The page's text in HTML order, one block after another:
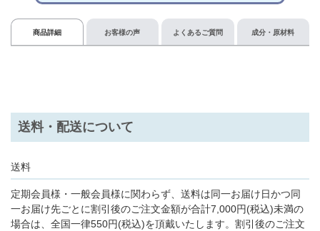
商品詳細 お客様の声 よくあるご質問 成分・原材料
送料・配送について
送料
定期会員様・一般会員様に関わらず、送料は同一お届け日かつ同
一お届け先ごとに割引後のご注文金額が合計7,000円(税込)未満の
場合は、全国一律550円(税込)を頂戴いたします。割引後のご注文